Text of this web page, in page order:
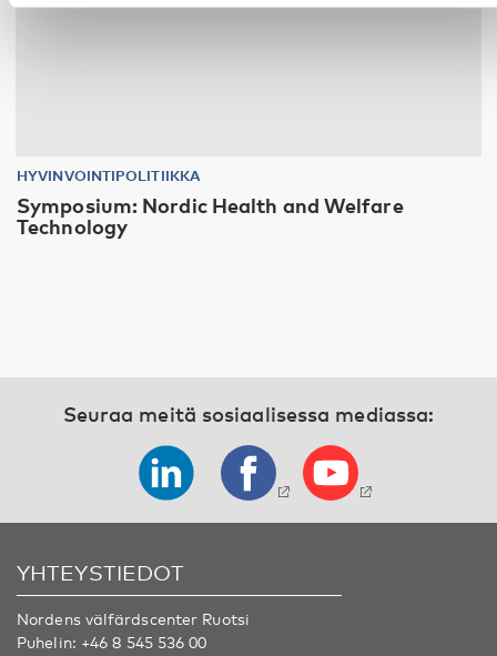
HYVINVOINTIPOLITIIKKA
Symposium: Nordic Health and Welfare
Technology
Seuraa meitä sosiaalisessa mediassa:
YHTEYSTIEDOT
Nordens välfärdscenter Ruotsi
Puhelin: +46 8 545 536 00